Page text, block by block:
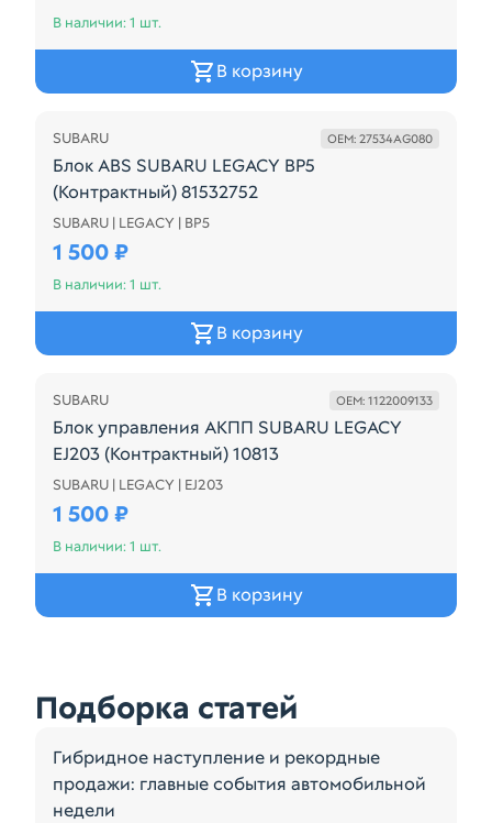
В наличии: 1 шт.
В корзину
SUBARU OEM: 27534AG080
Блок ABS SUBARU LEGACY BP5
(Контрактный) 81532752
27534AG080
SUBARU | LEGACY | BP5
1 500 ₽
В наличии: 1 шт.
В корзину
SUBARU OEM: 1122009133
Блок управления АКПП SUBARU LEGACY
EJ203 (Контрактный) 10813
1122009133 31711AG480
SUBARU | LEGACY | EJ203
1 500 ₽
В наличии: 1 шт.
В корзину
Подборка статей
Гибридное наступление и рекордные
продажи: главные события автомобильной
недели